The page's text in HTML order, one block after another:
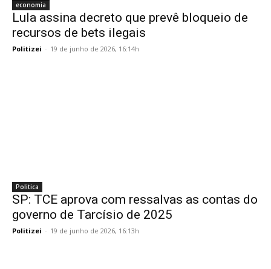
economia
Lula assina decreto que prevê bloqueio de
recursos de bets ilegais
Politizei - 19 de junho de 2026, 16:14h
Politica
SP: TCE aprova com ressalvas as contas do
governo de Tarcísio de 2025
Politizei - 19 de junho de 2026, 16:13h